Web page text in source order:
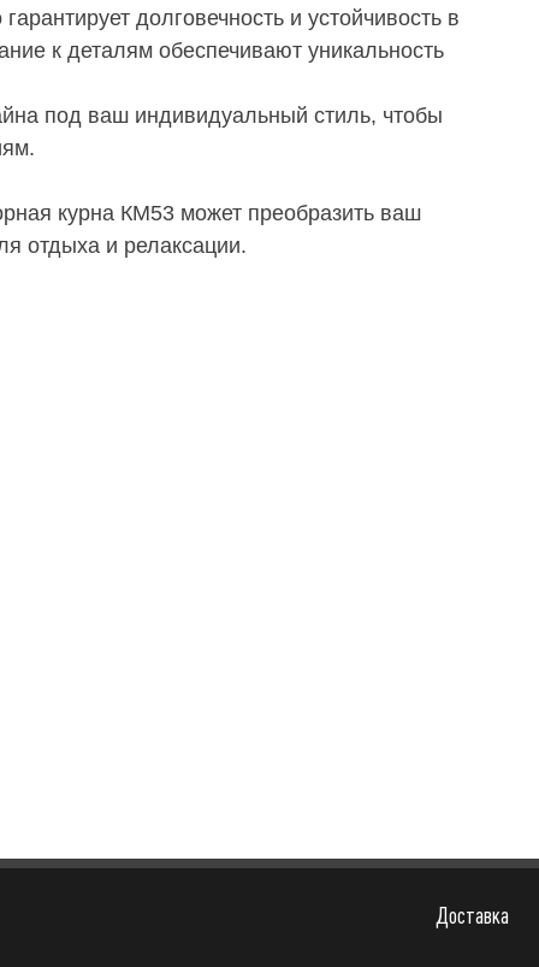
долговечность и устойчивость в
к деталям обеспечивают уникальность
под ваш индивидуальный стиль, чтобы
курна КМ53 может преобразить ваш
отдыха и релаксации.
Доставка